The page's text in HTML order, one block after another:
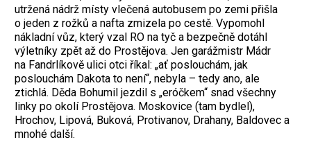
utržená nádrž místy vlečená autobusem po zemi přišla
o jeden z rožků a nafta zmizela po cestě. Vypomohl
nákladní vůz, který vzal RO na tyč a bezpečně dotáhl
výletníky zpět až do Prostějova. Jen garážmistr Mádr
na Fandrlíkově ulici otci říkal: „ať poslouchám, jak
poslouchám Dakota to není“, nebyla – tedy ano, ale
ztichlá. Děda Bohumil jezdil s „eróčkem“ snad všechny
linky po okolí Prostějova. Moskovice (tam bydlel),
Hrochov, Lipová, Buková, Protivanov, Drahany, Baldovec a
mnohé další.